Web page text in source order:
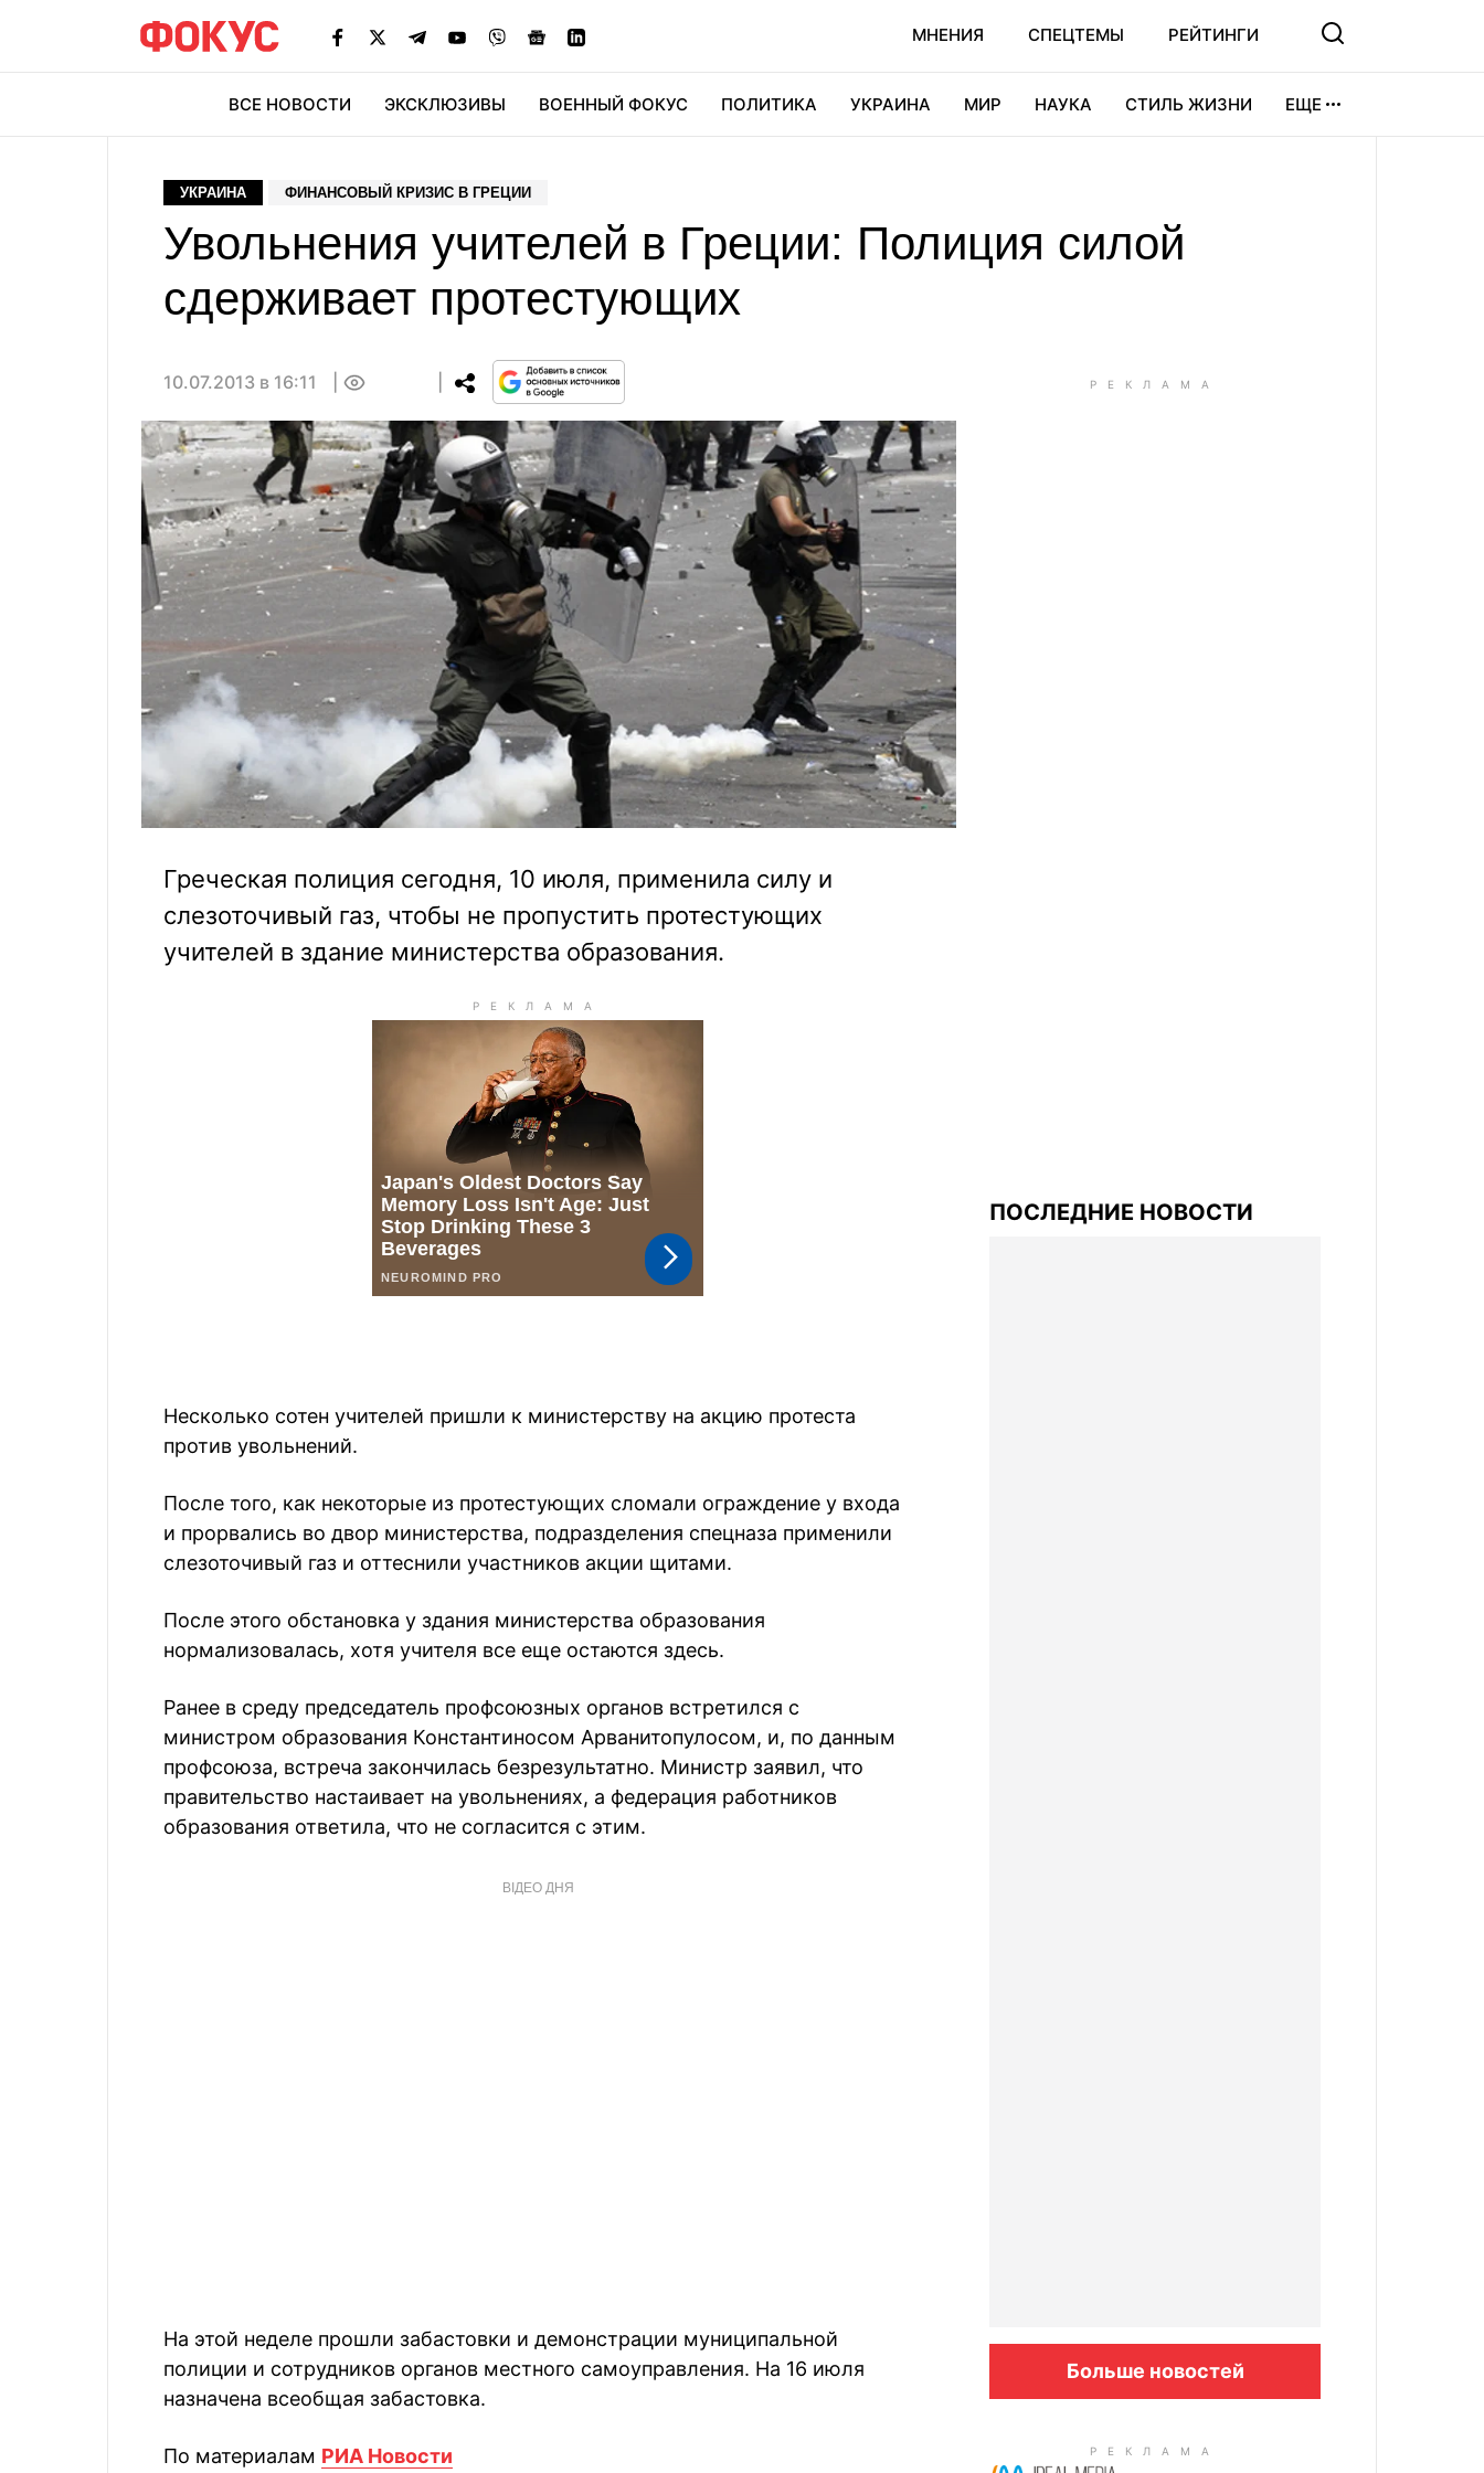
МНЕНИЯ СПЕЦТЕМЫ РЕЙТИНГИ
ВСЕ НОВОСТИ ЭКСКЛЮЗИВЫ ВОЕННЫЙ ФОКУС ПОЛИТИКА УКРАИНА МИР НАУКА СТИЛЬ ЖИЗНИ ЕЩЕ
УКРАИНА ФИНАНСОВЫЙ КРИЗИС В ГРЕЦИИ
Увольнения учителей в Греции: Полиция силой
сдерживает протестующих
10.07.2013 в 16:11
Греческая полиция сегодня, 10 июля, применила силу и
слезоточивый газ, чтобы не пропустить протестующих
учителей в здание министерства образования.
Несколько сотен учителей пришли к министерству на акцию протеста
против увольнений.
После того, как некоторые из протестующих сломали ограждение у входа
и прорвались во двор министерства, подразделения спецназа применили
слезоточивый газ и оттеснили участников акции щитами.
После этого обстановка у здания министерства образования
нормализовалась, хотя учителя все еще остаются здесь.
Ранее в среду председатель профсоюзных органов встретился с
министром образования Константиносом Арванитопулосом, и, по данным
профсоюза, встреча закончилась безрезультатно. Министр заявил, что
правительство настаивает на увольнениях, а федерация работников
образования ответила, что не согласится с этим.
ВІДЕО ДНЯ
На этой неделе прошли забастовки и демонстрации муниципальной
полиции и сотрудников органов местного самоуправления. На 16 июля
назначена всеобщая забастовка.
По материалам РИА Новости
ПОСЛЕДНИЕ НОВОСТИ
Больше новостей